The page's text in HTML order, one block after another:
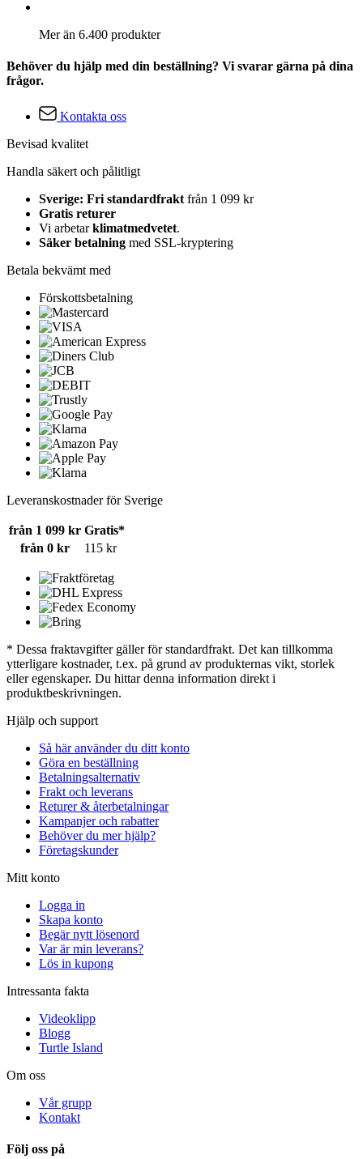
Mer än 6.400 produkter
Behöver du hjälp med din beställning? Vi svarar gärna på dina
frågor.
Kontakta oss
Bevisad kvalitet
Handla säkert och pålitligt
Sverige: Fri standardfrakt från 1 099 kr
Gratis returer
Vi arbetarklimatmedvetet.
Säker betalning med SSL-kryptering
Betala bekvämt med
Förskottsbetalning
Leveranskostnader för Sverige
från 1 099 kr Gratis*
från 0 kr
115 kr
* Dessa fraktavgifter gäller för standardfrakt. Det kan tillkomma
ytterligare kostnader, t.ex. på grund av produkternas vikt, storlek
eller egenskaper. Du hittar denna information direkt i
produktbeskrivningen.
Hjälp och support
Så här använder du ditt konto
Göra en beställning
Betalningsalternativ
Frakt och leverans
Returer & återbetalningar
Kampanjer och rabatter
Behöver du mer hjälp?
Företagskunder
Mitt konto
Logga in
Skapa konto
Begär nytt lösenord
Var är min leverans?
Lös in kupong
Intressanta fakta
Videoklipp
Blogg
Turtle Island
Om oss
Vår grupp
Kontakt
Följ oss på